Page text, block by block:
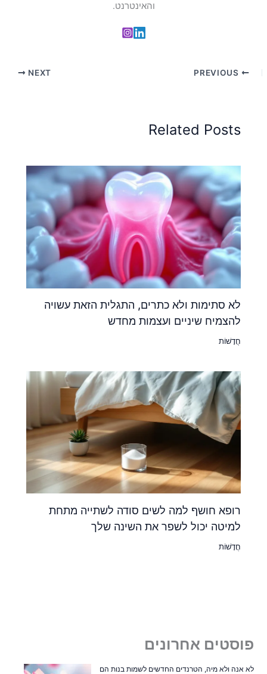
והאינטרנט.
NEXT
Related Posts
לא סתימות ולא כתרים, התגלית הזאת עשויה
להצמיח שיניים ועצמות מחדש
חֲדָשׁוֹת
רופא חושף למה לשים סודה לשתייה מתחת
למיטה יכול לשפר את השינה שלך
חֲדָשׁוֹת
פוסטים אחרונים
לא אנה ולא מיה, הטרנדים החדשים לשמות בנות הם